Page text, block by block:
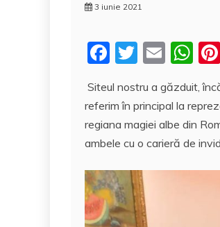
3 iunie 2021
F
c
e
b
o
o
k
T
itt
er
E
m
ai
l
W
h
at
s
A
p
Siteul nostru a găzduit,
referim în principal la
regiana magiei albe din
ambele cu o carieră de